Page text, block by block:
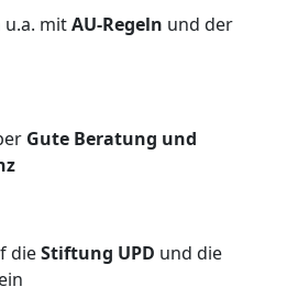
u.a. mitAU-Regeln und der
Gute Beratung und
dieStiftung UPD und die
ein